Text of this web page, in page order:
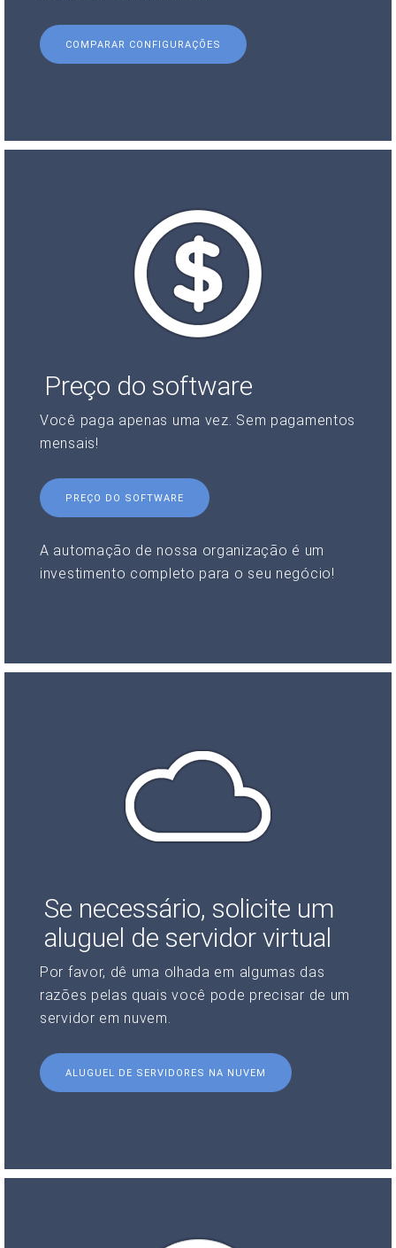
COMPARAR CONFIGURAÇÕES
Preço do software
Você paga apenas uma vez. Sem pagamentos
mensais!
PREÇO DO SOFTWARE
A automação de nossa organização é um
investimento completo para o seu negócio!
Se necessário, solicite um
aluguel de servidor virtual
Por favor, dê uma olhada em algumas das
razões pelas quais você pode precisar de um
servidor em nuvem.
ALUGUEL DE SERVIDORES NA NUVEM